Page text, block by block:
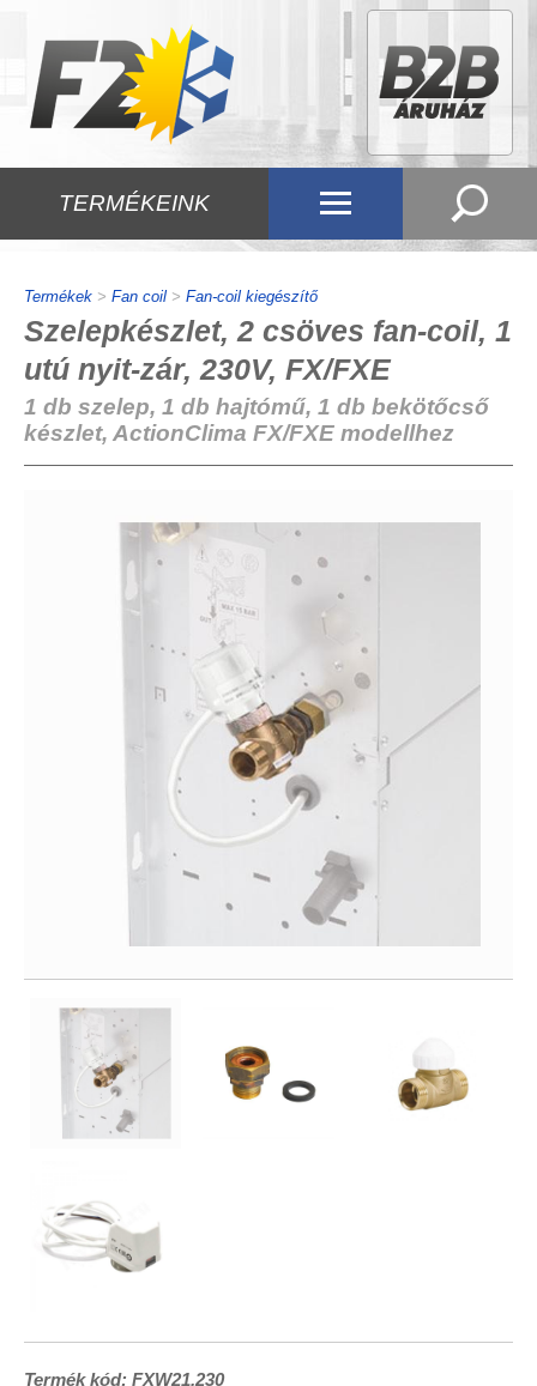
TERMÉKEINK
Termékek > Fan coil > Fan-coil kiegészítő
Szelepkészlet, 2 csöves fan-coil, 1
utú nyit-zár, 230V, FX/FXE
1 db szelep, 1 db hajtómű, 1 db bekötőcső
készlet, ActionClima FX/FXE modellhez
Termék kód: FXW21.230